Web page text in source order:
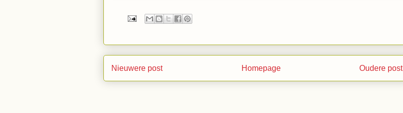
Nieuwere post Oudere post
Homepage